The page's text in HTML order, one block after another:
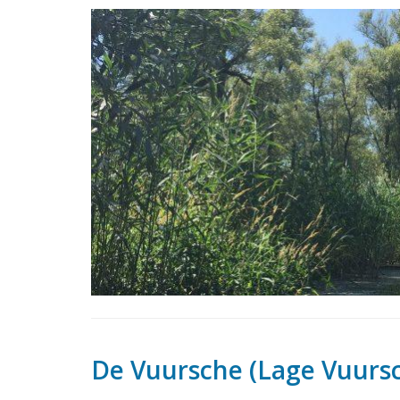
De Vuursche (Lage